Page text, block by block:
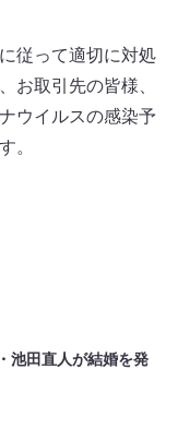
従って適切に対処
お取引先の皆様、
ウイルスの感染予
。
池田直人が結婚を発